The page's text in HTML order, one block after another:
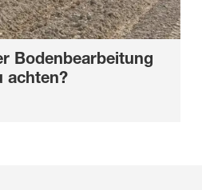
Bodenbearbeitung
achten?